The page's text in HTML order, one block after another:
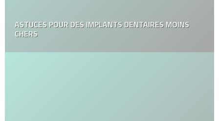
ASTUCES POUR DES IMPLANTS DENTAIRES MOINS
CHERS